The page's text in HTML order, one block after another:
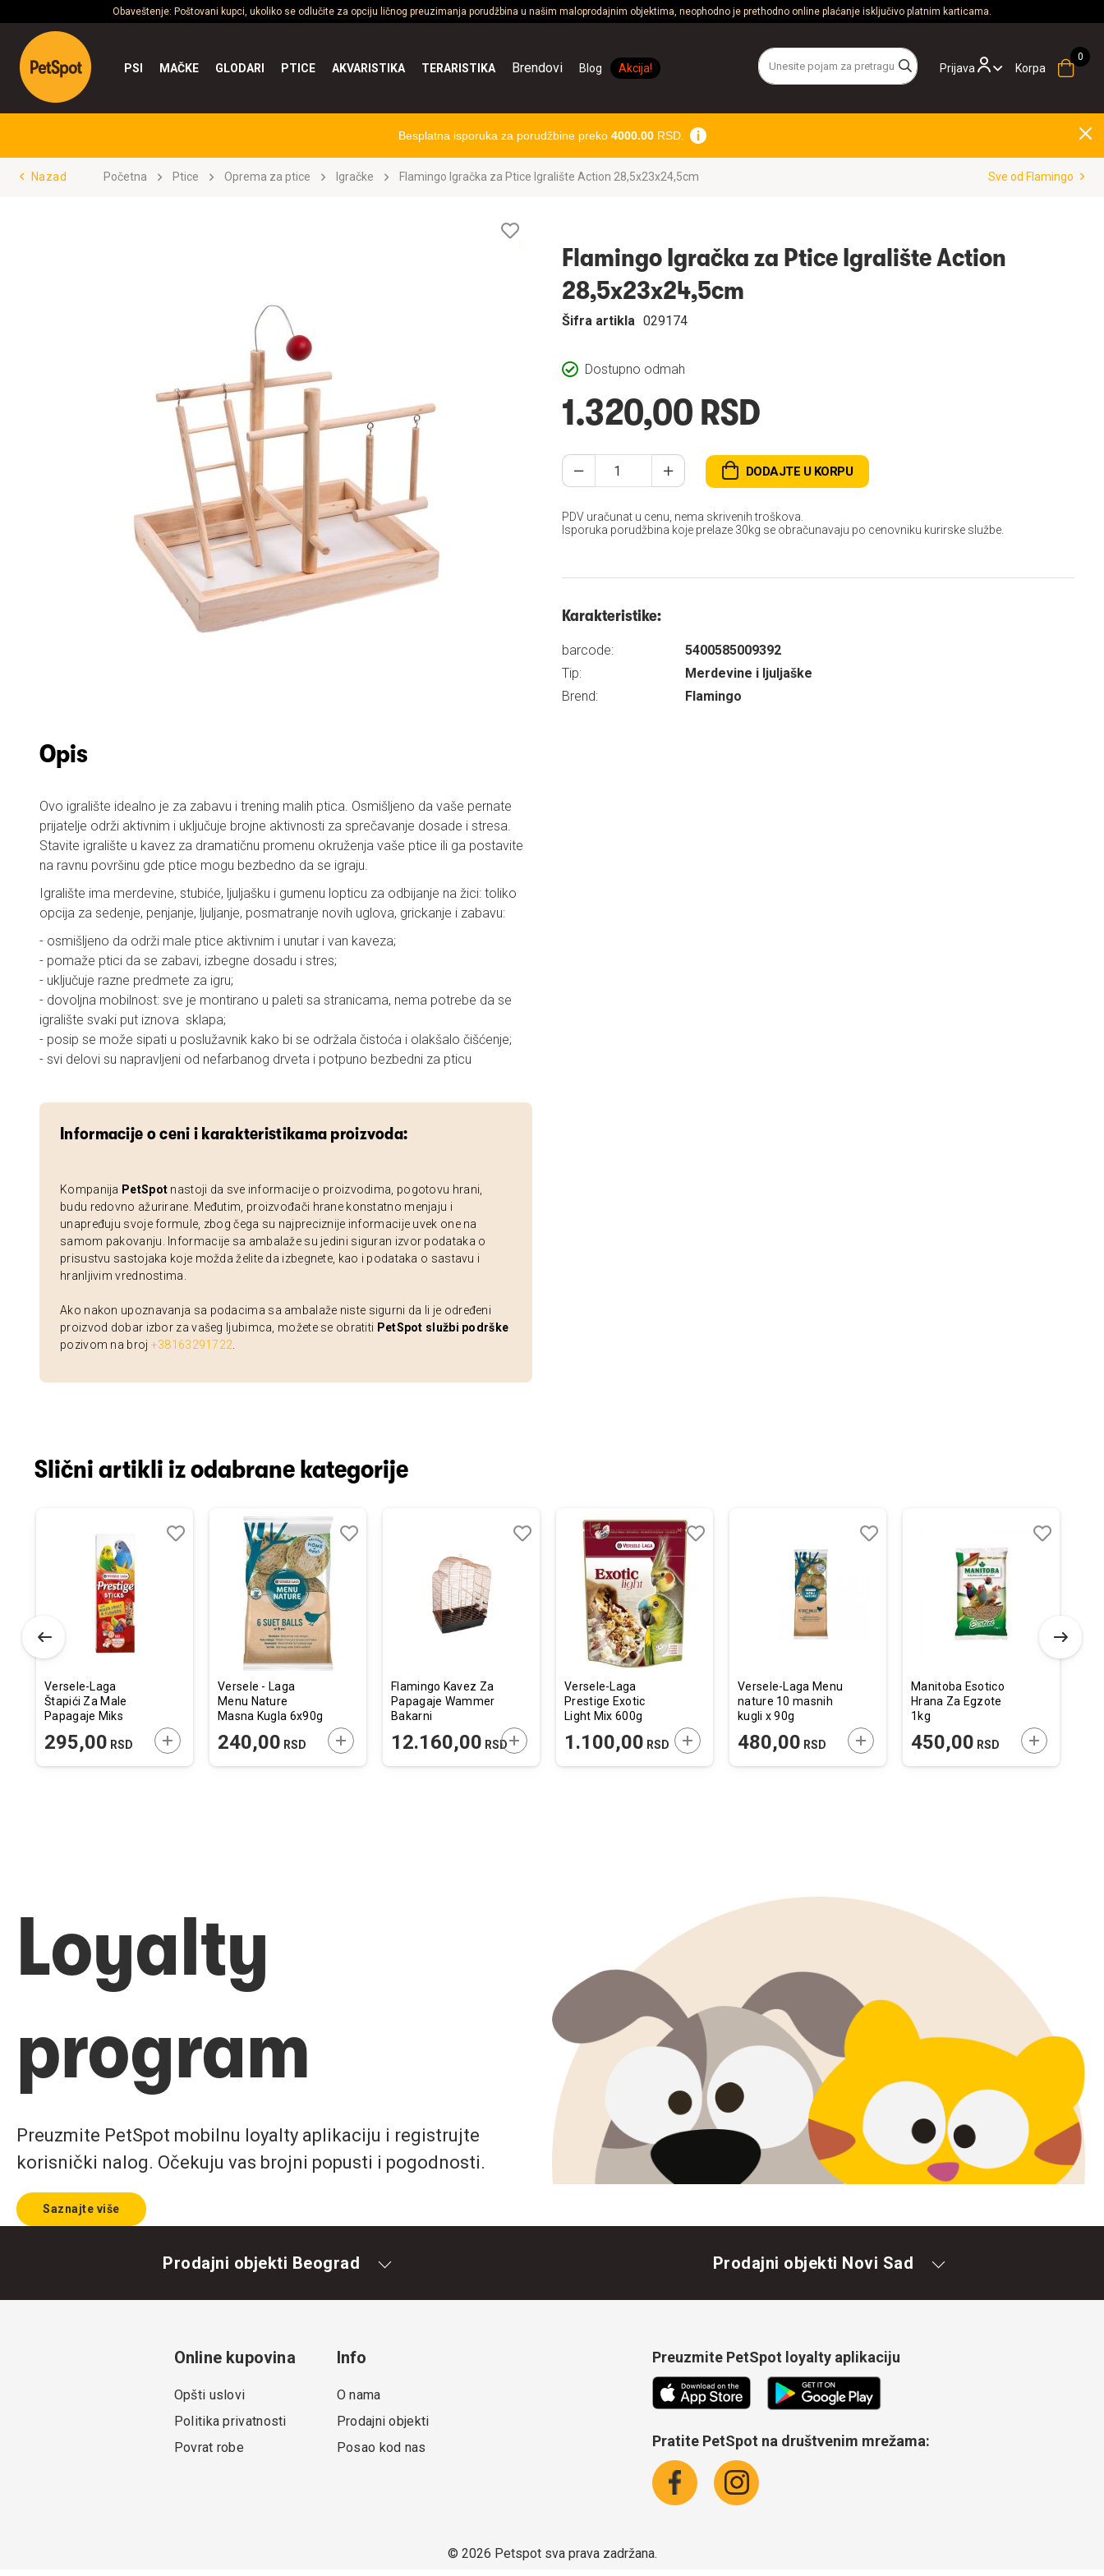
Obaveštenje: Poštovani kupci, ukoliko se odlučite za opciju ličnog preuzimanja porudžbina u našim maloprodajnim objektima, neophodno je prethodno online plaćanje isključivo platnim karticama.
Prijava
PSI MAČKE GLODARI PTICE AKVARISTIKA TERARISTIKA Brendovi Blog Akcija! Korpa
Besplatna isporuka za porudžbine preko 4000.00RSD.
Nazad Početna Ptice Oprema za ptice Igračke Flamingo Igračka za Ptice Igralište Action 28,5x23x24,5cm Sve od Flamingo
Opis
Ovo igralište idealno je za zabavu i trening malih ptica. Osmišljeno da vaše pernate
prijatelje održi aktivnim i uključuje brojne aktivnosti za sprečavanje dosade i stresa.
Stavite igralište u kavez za dramatičnu promenu okruženja vaše ptice ili ga postavite
na ravnu površinu gde ptice mogu bezbedno da se igraju.
Igralište ima merdevine, stubiće, ljuljašku i gumenu lopticu za odbijanje na žici: toliko
opcija za sedenje, penjanje, ljuljanje, posmatranje novih uglova, grickanje i zabavu:
- osmišljeno da održi male ptice aktivnim i unutar i van kaveza;
- pomaže ptici da se zabavi, izbegne dosadu i stres;
- uključuje razne predmete za igru;
- dovoljna mobilnost: sve je montirano u paleti sa stranicama, nema potrebe da se
igralište svaki put iznova sklapa;
- posip se može sipati u poslužavnik kako bi se održala čistoća i olakšalo čišćenje;
- svi delovi su napravljeni od nefarbanog drveta i potpuno bezbedni za pticu
Informacije o ceni i karakteristikama proizvoda:
Kompanija PetSpot nastoji da sve informacije o proizvodima, pogotovu hrani,
budu redovno ažurirane. Međutim, proizvođači hrane konstatno menjaju i
unapređuju svoje formule, zbog čega su najpreciznije informacije uvek one na
samom pakovanju. Informacije sa ambalaže su jedini siguran izvor podataka o
prisustvu sastojaka koje možda želite da izbegnete, kao i podataka o sastavu i
hranljivim vrednostima.
Ako nakon upoznavanja sa podacima sa ambalaže niste sigurni da li je određeni
proizvod dobar izbor za vašeg ljubimca, možete se obratiti PetSpot službi podrške
pozivom na broj +38163291722
želja
Flamingo Igračka za Ptice Igralište Action
28,5x23x24,5cm
Dostupno odmah
Šifra artikla 029174
1.320,00 RSD
DODAJTE U KORPU
PDV uračunat u cenu, nema skrivenih troškova.
Isporuka porudžbina koje prelaze 30kg se obračunavaju po cenovniku kurirske službe.
Karakteristike:
barcode:
5400585009392
Tip:
Merdevine i ljuljaške
Brend:
Flamingo
Slični artikli iz odabrane kategorije
U KORPU
Versele-Laga
Štapići Za Male
Papagaje Miks
295,00 RSD DODAJTE U KORPU
Versele - Laga
Menu Nature
Masna Kugla 6x90g
240,00 RSD DODAJTE U KORPU
Flamingo Kavez Za
Papagaje Wammer
Bakarni
12.160,00 RSDDODAJTE U KORPU
Versele-Laga
Prestige Exotic
Light Mix 600g
1.100,00 RSD DODAJTE U KORPU
Dodaj
Uporedi
Versele-Laga Menu
nature 10 masnih
kugli x 90g
480,00 RSD DODAJTE U KORPU
Manitoba Esotico
Hrana Za Egzote
1kg
450,00 RSD DODAJTE U
Loyalty
program
Preuzmite PetSpot mobilnu loyalty aplikaciju i registrujte
korisnički nalog. Očekuju vas brojni popusti i pogodnosti.
Saznajte više
Prodajni objekti Beograd Prodajni objekti Novi Sad
Online kupovina
Opšti uslovi
Politika privatnosti
Povrat robe
Info
O nama
Prodajni objekti
Posao kod nas
Preuzmite PetSpot loyalty aplikaciju
Pratite PetSpot na društvenim mrežama:
© 2026 Petspot sva prava zadržana.